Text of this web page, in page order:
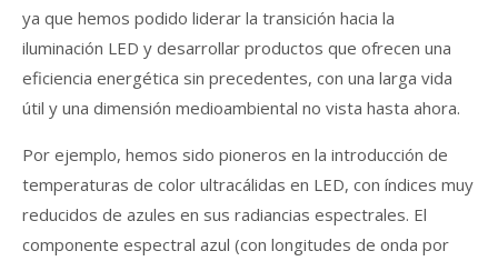
ya que hemos podido liderar la transición hacia la
iluminación LED y desarrollar productos que ofrecen una
eficiencia energética sin precedentes, con una larga vida
útil y una dimensión medioambiental no vista hasta ahora.
Por ejemplo, hemos sido pioneros en la introducción de
temperaturas de color ultracálidas en LED, con índices muy
reducidos de azules en sus radiancias espectrales. El
componente espectral azul (con longitudes de onda por